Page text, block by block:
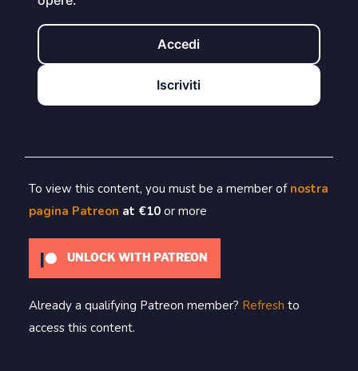
Accedi
Iscriviti
To view this content, you must be a member of nostra
pagina Patreon at €10 or more
UNLOCK WITH PATREON
Already a qualifying Patreon member? Refresh to
access this content.